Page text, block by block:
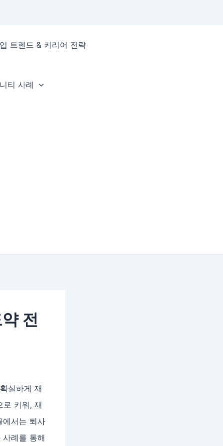
트렌드 & 커리어 전략
티 사례
전
실하게 재
로 키워, 재
에서는 퇴사
례를 통해